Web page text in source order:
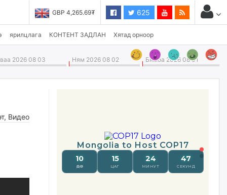
USD 3,496.90₮
GBP 4,265.69₮ 625
ярилцлага КОНТЕНТ ЗАДЛАН Хятад орноор
2026 08 03 Ням 2026 08 02 Бямба 2026 08 01
, Видео